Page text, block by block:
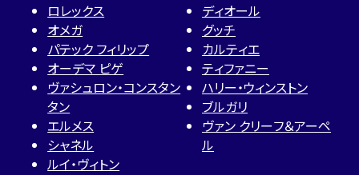
ロレックス
オメガ
パテック フィリップ
オーデマ ピゲ
ヴァシュロン・コンスタン
タン
エルメス
シャネル
ルイ・ヴィトン
ディオール
グッチ
カルティエ
ティファニー
ハリー・ウィンストン
ブルガリ
ヴァン クリーフ＆アーペ
ル